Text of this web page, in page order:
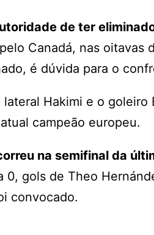
de ter
Canadá, nas oitavas
é dúvida para o
Hakimi e o
campeão europeu.
na semifinal da
0, gols de Theo
convocado.